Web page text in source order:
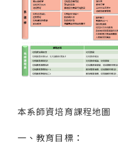
本系師資培育課程地圖
一、教育目標：